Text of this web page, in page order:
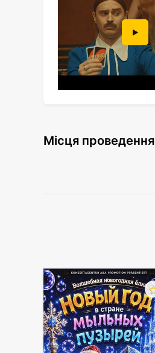
Місця проведення